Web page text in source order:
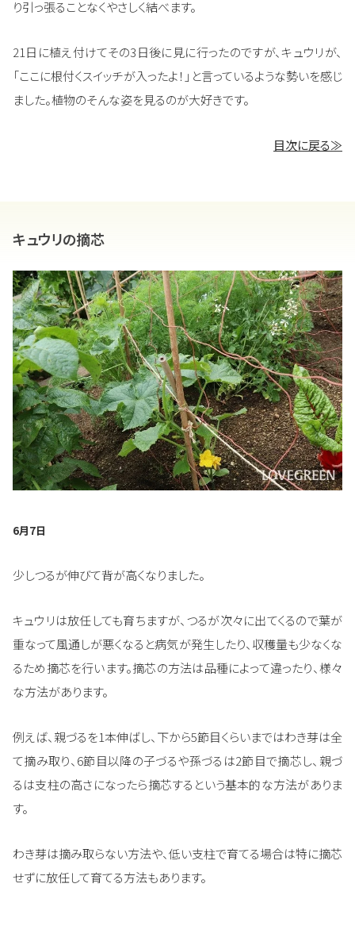
り引っ張ることなくやさしく結べます。
21日に植え付けてその3日後に見に行ったのですが、キュウリが、
「ここに根付くスイッチが入ったよ！」と言っているような勢いを感じ
ました。植物のそんな姿を見るのが大好きです。
目次に戻る≫
キュウリの摘芯
6月7日
少しつるが伸びて背が高くなりました。
キュウリは放任しても育ちますが、つるが次々に出てくるので葉が
重なって風通しが悪くなると病気が発生したり、収穫量も少なくな
るため摘芯を行います。摘芯の方法は品種によって違ったり、様々
な方法があります。
例えば、親づるを1本伸ばし、下から5節目くらいまではわき芽は全
て摘み取り、6節目以降の子づるや孫づるは2節目で摘芯し、親づ
るは支柱の高さになったら摘芯するという基本的な方法がありま
す。
わき芽は摘み取らない方法や、低い支柱で育てる場合は特に摘芯
せずに放任して育てる方法もあります。